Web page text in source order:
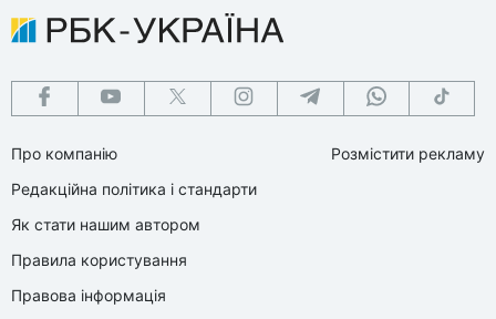
Про компанію
Редакційна політика і стандарти
Як стати нашим автором
Правила користування
Правова інформація
Розмістити рекламу